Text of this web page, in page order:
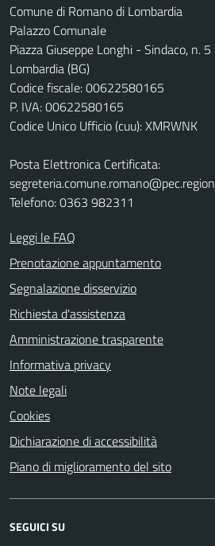
Comune di Romano di Lombardia
Palazzo Comunale
Piazza Giuseppe Longhi - Sindaco, n.
Lombardia (BG)
Codice fiscale: 00622580165
P. IVA: 00622580165
Codice Unico Ufficio (cuu): XMRWNK
Posta Elettronica Certificata:
Telefono: 0363 982311
Leggi le FAQ
Prenotazione appuntamento
Segnalazione disservizio
Richiesta d'assistenza
Amministrazione trasparente
Informativa privacy
Note legali
Cookies
Dichiarazione di accessibilità
Piano di miglioramento del sito
SEGUICI SU